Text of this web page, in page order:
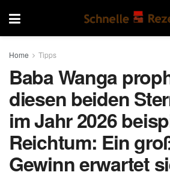
Home Tipps
Baba Wanga
diesen beiden
im Jahr 2026
Reichtum: Ein
Gewinn erwartet